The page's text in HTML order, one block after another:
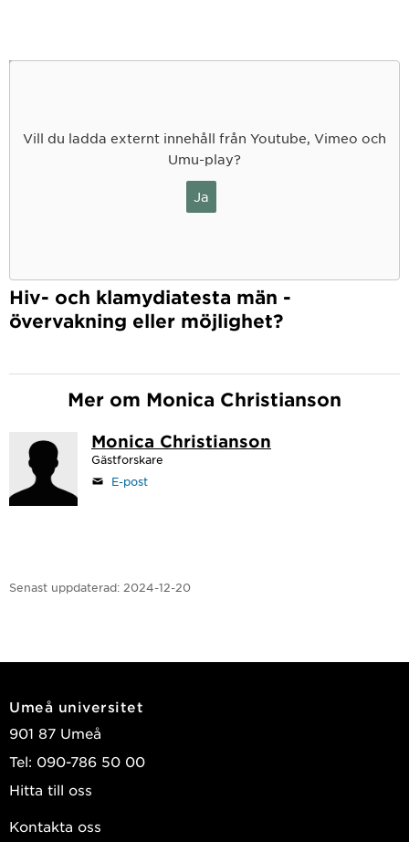
Vill du ladda externt innehåll från Youtube, Vimeo och
Umu-play?
Ja
Hiv- och klamydiatesta män -
övervakning eller möjlighet?
Mer om Monica Christianson
Monica Christianson
Gästforskare
E-post
Senast uppdaterad: 2024-12-20
Umeå universitet
901 87 Umeå
Tel: 090-786 50 00
Hitta till oss
Kontakta oss